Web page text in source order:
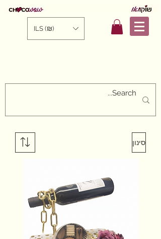
ILS (₪)
סינון